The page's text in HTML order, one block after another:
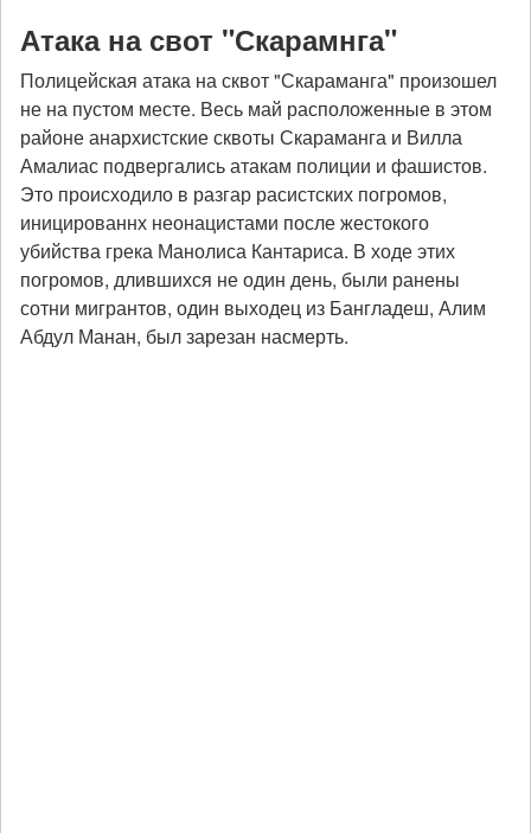
Атака на свот "Скарамнга"
Полицейская атака на сквот "Скараманга" произошел
не на пустом месте. Весь май расположенные в этом
районе анархистские сквоты Скараманга и Вилла
Амалиас подвергались атакам полиции и фашистов.
Это происходило в разгар расистских погромов,
иницированнх неонацистами после жестокого
убийства грека Манолиса Кантариса. В ходе этих
погромов, длившихся не один день, были ранены
сотни мигрантов, один выходец из Бангладеш, Алим
Абдул Манан, был зарезан насмерть.